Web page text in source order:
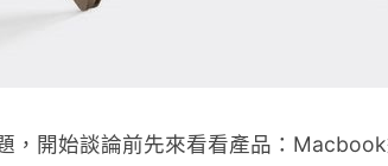
，開始談論前先來看看產品：